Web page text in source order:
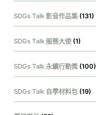
SDGs Talk 影音作品集 (131)
SDGs Talk 服務大使 (1)
SDGs Talk 永續行動獎 (100)
SDGs Talk 自學材料包 (19)